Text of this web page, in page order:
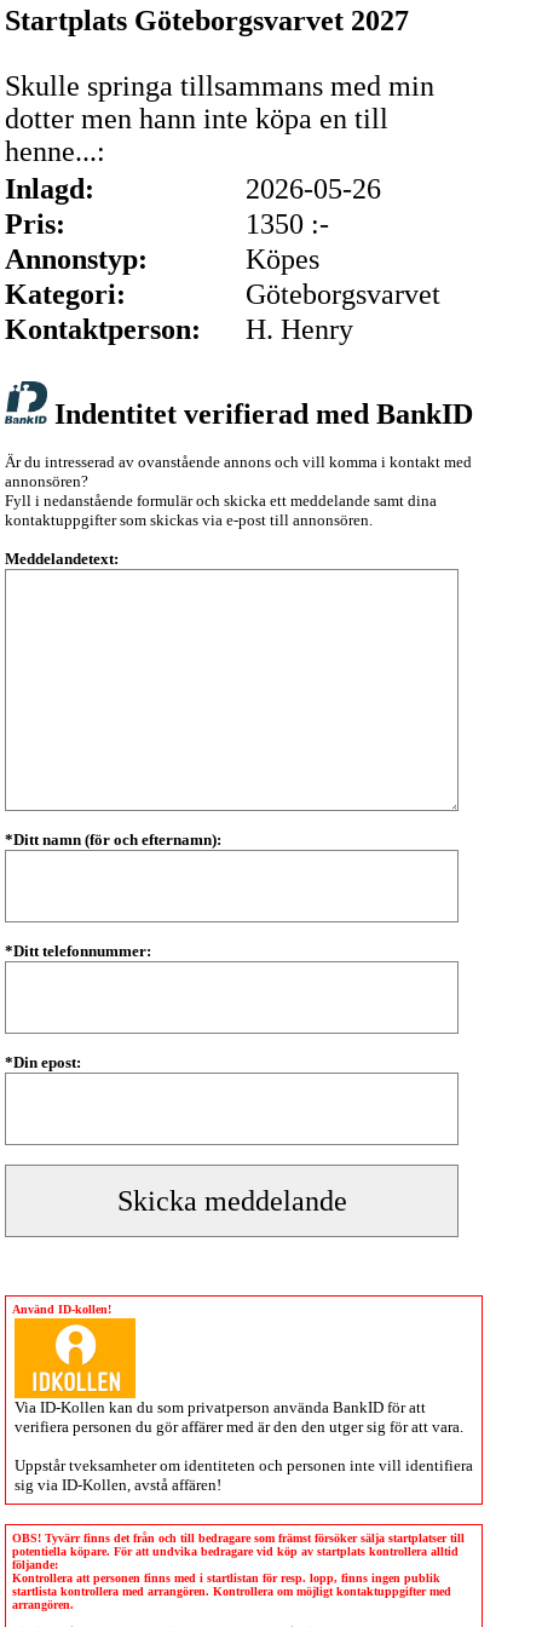
Startplats Göteborgsvarvet 2027
Skulle springa tillsammans med min
dotter men hann inte köpa en till
henne...:
Inlagd:
2026-05-26
Pris:
1350 :-
Annonstyp:
Köpes
Kategori:
Göteborgsvarvet
Kontaktperson:
H. Henry
Indentitet verifierad med BankID
Är du intresserad av ovanstående annons och vill komma i kontakt med
annonsören?
Fyll i nedanstående formulär och skicka ett meddelande samt dina
kontaktuppgifter som skickas via e-post till annonsören.
Meddelandetext:
*Ditt namn (för och efternamn):
*Ditt telefonnummer:
*Din epost:
Använd ID-kollen!
Via ID-Kollen kan du som privatperson använda BankID för att
verifiera personen du gör affärer med är den den utger sig för att vara.
Uppstår tveksamheter om identiteten och personen inte vill identifiera
sig via ID-Kollen , avstå affären!
OBS! Tyvärr finns det från och till bedragare som främst försöker sälja startplatser till
potentiella köpare. För att undvika bedragare vid köp av startplats kontrollera alltid
följande:
Kontrollera att personen finns med i startlistan för resp. lopp, finns ingen publik
startlista kontrollera med arrangören. Kontrollera om möjligt kontaktuppgifter med
arrangören.